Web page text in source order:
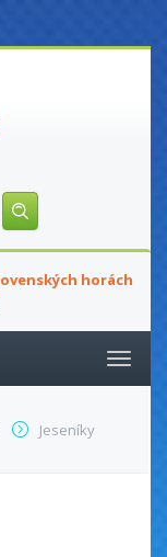
Zadejte
hledaný
horách
Jeseníky